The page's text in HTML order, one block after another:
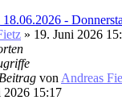
18.06.2026 -
» 19. Juni 2026
von Andreas
2026 15:17